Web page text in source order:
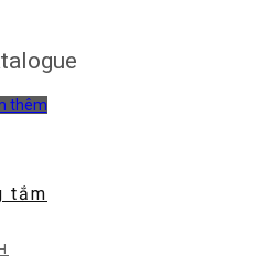
tắm
thêm